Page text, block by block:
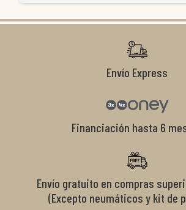
Envío Express
Financiación hasta 6
Envío gratuito en compras
(Excepto neumáticos y kit de